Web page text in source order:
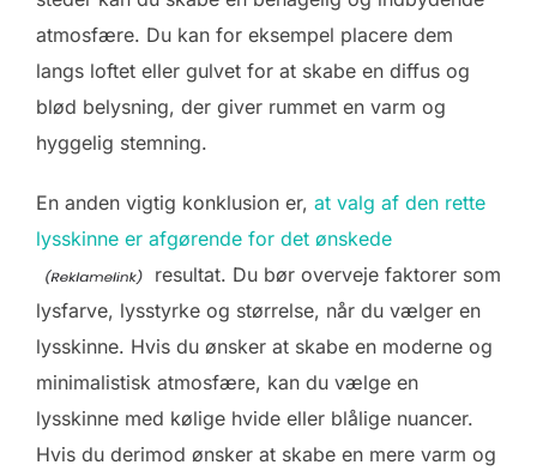
atmosfære. Du kan for eksempel placere dem
langs loftet eller gulvet for at skabe en diffus og
blød belysning, der giver rummet en varm og
hyggelig stemning.
En anden vigtig konklusion er, at valg af den rette
lysskinne er afgørende for det ønskede
resultat. Du bør overveje faktorer som
lysfarve, lysstyrke og størrelse, når du vælger en
lysskinne. Hvis du ønsker at skabe en moderne og
minimalistisk atmosfære, kan du vælge en
lysskinne med kølige hvide eller blålige nuancer.
Hvis du derimod ønsker at skabe en mere varm og